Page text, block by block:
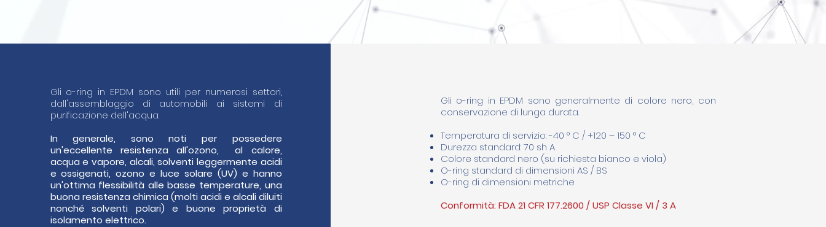
Gli o-ring in EPDM sono utili per numerosi settori,
dall'assemblaggio di automobili ai sistemi di
purificazione dell'acqua.
In generale, sono noti per possedere
un'eccellente resistenza all'ozono, al calore,
acqua e vapore, alcali, solventi leggermente acidi
e ossigenati, ozono e luce solare (UV) e hanno
un'ottima flessibilità alle basse temperature, una
buona resistenza chimica (molti acidi e alcali diluiti
nonché solventi polari) e buone proprietà di
isolamento elettrico.
Gli o-ring in EPDM sono generalmente di colore nero, con
conservazione di lunga durata.
Temperatura di servizio: -40 ° C / +120 – 150 ° C
Durezza standard: 70 sh A
Colore standard nero (su richiesta bianco e viola)
O-ring standard di dimensioni AS / BS
O-ring di dimensioni metriche
Conformità: FDA 21 CFR 177.2600 / USP Classe VI / 3 A